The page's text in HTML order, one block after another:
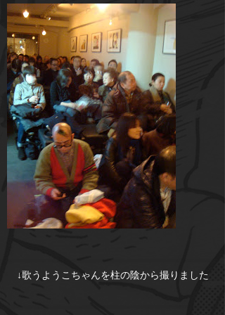
↓歌うようこちゃんを柱の陰から撮りました